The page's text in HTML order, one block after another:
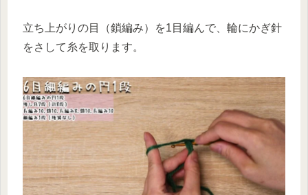
立ち上がりの目（鎖編み）を1目編んで、輪にかぎ針
をさして糸を取ります。